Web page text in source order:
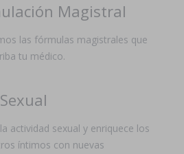
Magistral
las fórmulas magistrales que
tu médico.
actividad sexual y enriquece los
íntimos con nuevas